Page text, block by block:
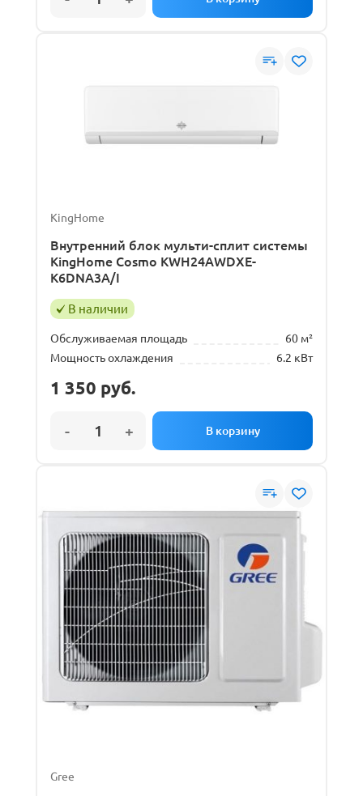
KingHome
Внутренний блок мульти-сплит системы
KingHome Cosmo KWH24AWDXE-
K6DNA3A/I
В наличии
Обслуживаемая площадь
60 м²
Мощность охлаждения
6.2 кВт
1 350 руб.
Gree